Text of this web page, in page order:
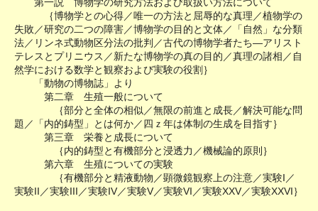
｛博物学との心得／唯一の方法と屈辱的な真理／植物学の
失敗／研究の二つの障害／博物学の目的と文体／「自然」な分類
法／リンネ式動物区分法の批判／古代の博物学者たち―アリスト
テレスとプリニウス／新たな博物学の真の目的／真理の諸相／自
然学における数学と観察および実験の役割｝
「動物の博物誌」より
第二章 生殖一般について
｛部分と全体の相似／無限の前進と成長／解決可能な問
題／「内的鋳型」とは何か／四ｚ年は体制の生成を目指す｝
第三章 栄養と成長について
｛内的鋳型と有機部分と浸透力／機械論的原則｝
第六章 生殖についての実験
｛有機部分と精液動物／顕微鏡観察上の注意／実験I／
実験II／実験III／実験IV／実験V／実験VI／実験XXV／実験XXVI｝